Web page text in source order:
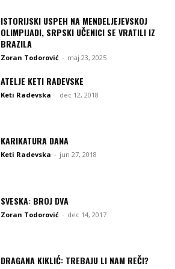
ISTORIJSKI USPEH NA MENDELJEJEVSKOJ
OLIMPIJADI, SRPSKI UČENICI SE VRATILI IZ
BRAZILA
Zoran Todorović - maj 23, 2025
ATELJE KETI RADEVSKE
Keti Radevska - dec 12, 2018
KARIKATURA DANA
Keti Radevska - jun 27, 2018
SVESKA: BROJ DVA
Zoran Todorović - dec 14, 2017
DRAGANA KIKLIĆ: TREBAJU LI NAM REČI?